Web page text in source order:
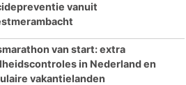
vanuit
van start: extra
in Nederland en
vakantielanden